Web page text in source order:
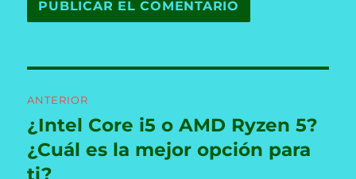
de
entradas
ANTERIOR
Entrada
anterior:
¿Intel Core i5 o AMD Ryzen 5?
¿Cuál es la mejor opción para
ti?